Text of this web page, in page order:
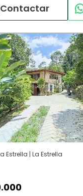
Contactar
Estrella | La Estrella